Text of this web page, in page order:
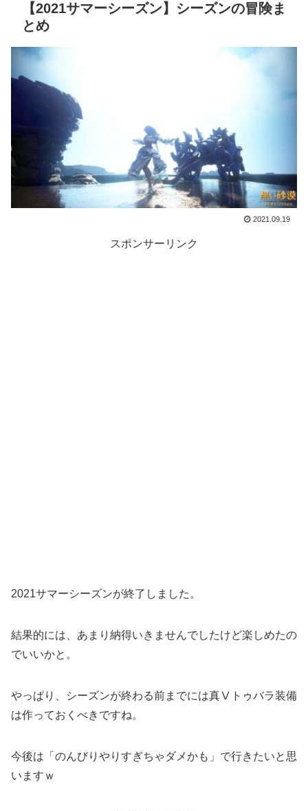
【2021サマーシーズン】シーズンの冒険ま
とめ
2021.09.19
スポンサーリンク
2021サマーシーズンが終了しました。
結果的には、あまり納得いきませんでしたけど楽しめたの
でいいかと。
やっぱり、シーズンが終わる前までには真Ⅴトゥバラ装備
は作っておくべきですね。
今後は「のんびりやりすぎちゃダメかも」で行きたいと思
いますｗ